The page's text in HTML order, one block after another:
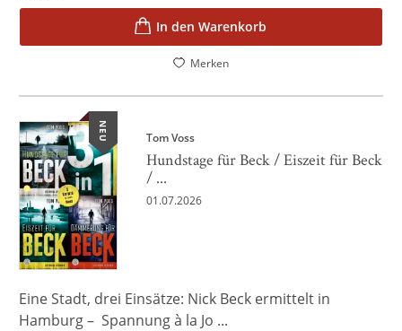
In den Warenkorb
Merken
NEU Tom Voss
Hundstage für Beck / Eiszeit für Beck
/ ...
01.07.2026
Eine Stadt, drei Einsätze: Nick Beck ermittelt in
Hamburg – Spannung à la Jo ...